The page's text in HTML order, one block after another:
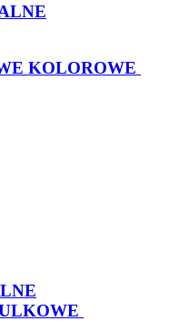
KOLOROWE